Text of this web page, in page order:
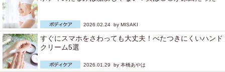
2026.02.24 by MISAKI
すぐにスマホをさわっても大丈夫！べたつきにくいハンド
クリーム5選
2026.01.29 by 本橋あやは